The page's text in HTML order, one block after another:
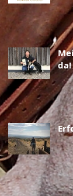
da!